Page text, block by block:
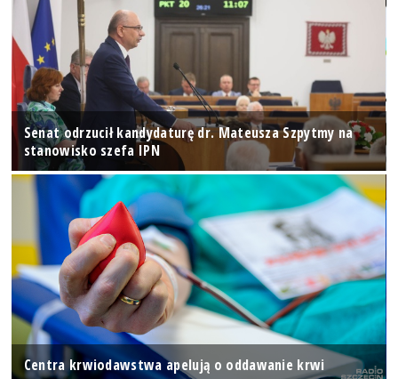
Senat odrzucił kandydaturę dr. Mateusza Szpytmy na
stanowisko szefa IPN
Centra krwiodawstwa apelują o oddawanie krwi